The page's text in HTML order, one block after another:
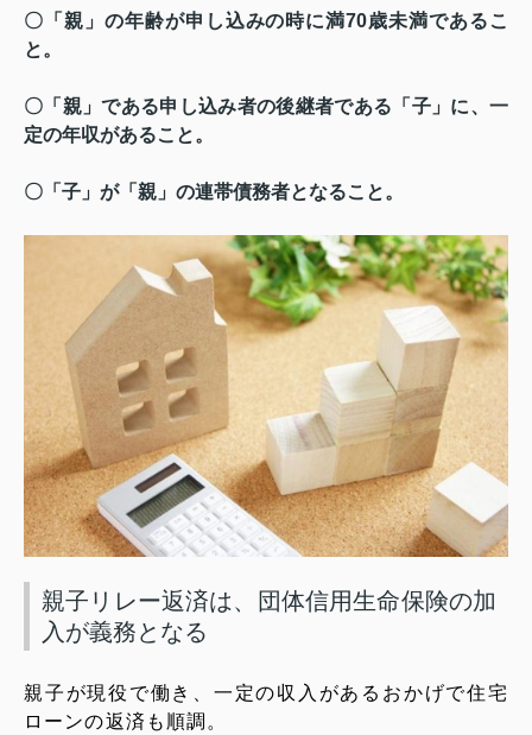
〇「親」の年齢が申し込みの時に満70歳未満であるこ
と。
〇「親」である申し込み者の後継者である「子」に、一
定の年収があること。
〇「子」が「親」の連帯債務者となること。
親子リレー返済は、団体信用生命保険の加
入が義務となる
親子が現役で働き、一定の収入があるおかげで住宅
ローンの返済も順調。